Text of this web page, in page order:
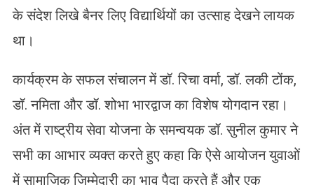
के संदेश लिखे बैनर लिए विद्यार्थियों का उत्साह देखने लायक
था।
​कार्यक्रम के सफल संचालन में डॉ. रिचा वर्मा, डॉ. लकी टोंक,
डॉ. नमिता और डॉ. शोभा भारद्वाज का विशेष योगदान रहा।
अंत में राष्ट्रीय सेवा योजना के समन्वयक डॉ. सुनील कुमार ने
सभी का आभार व्यक्त करते हुए कहा कि ऐसे आयोजन युवाओं
में सामाजिक जिम्मेदारी का भाव पैदा करते हैं और एक